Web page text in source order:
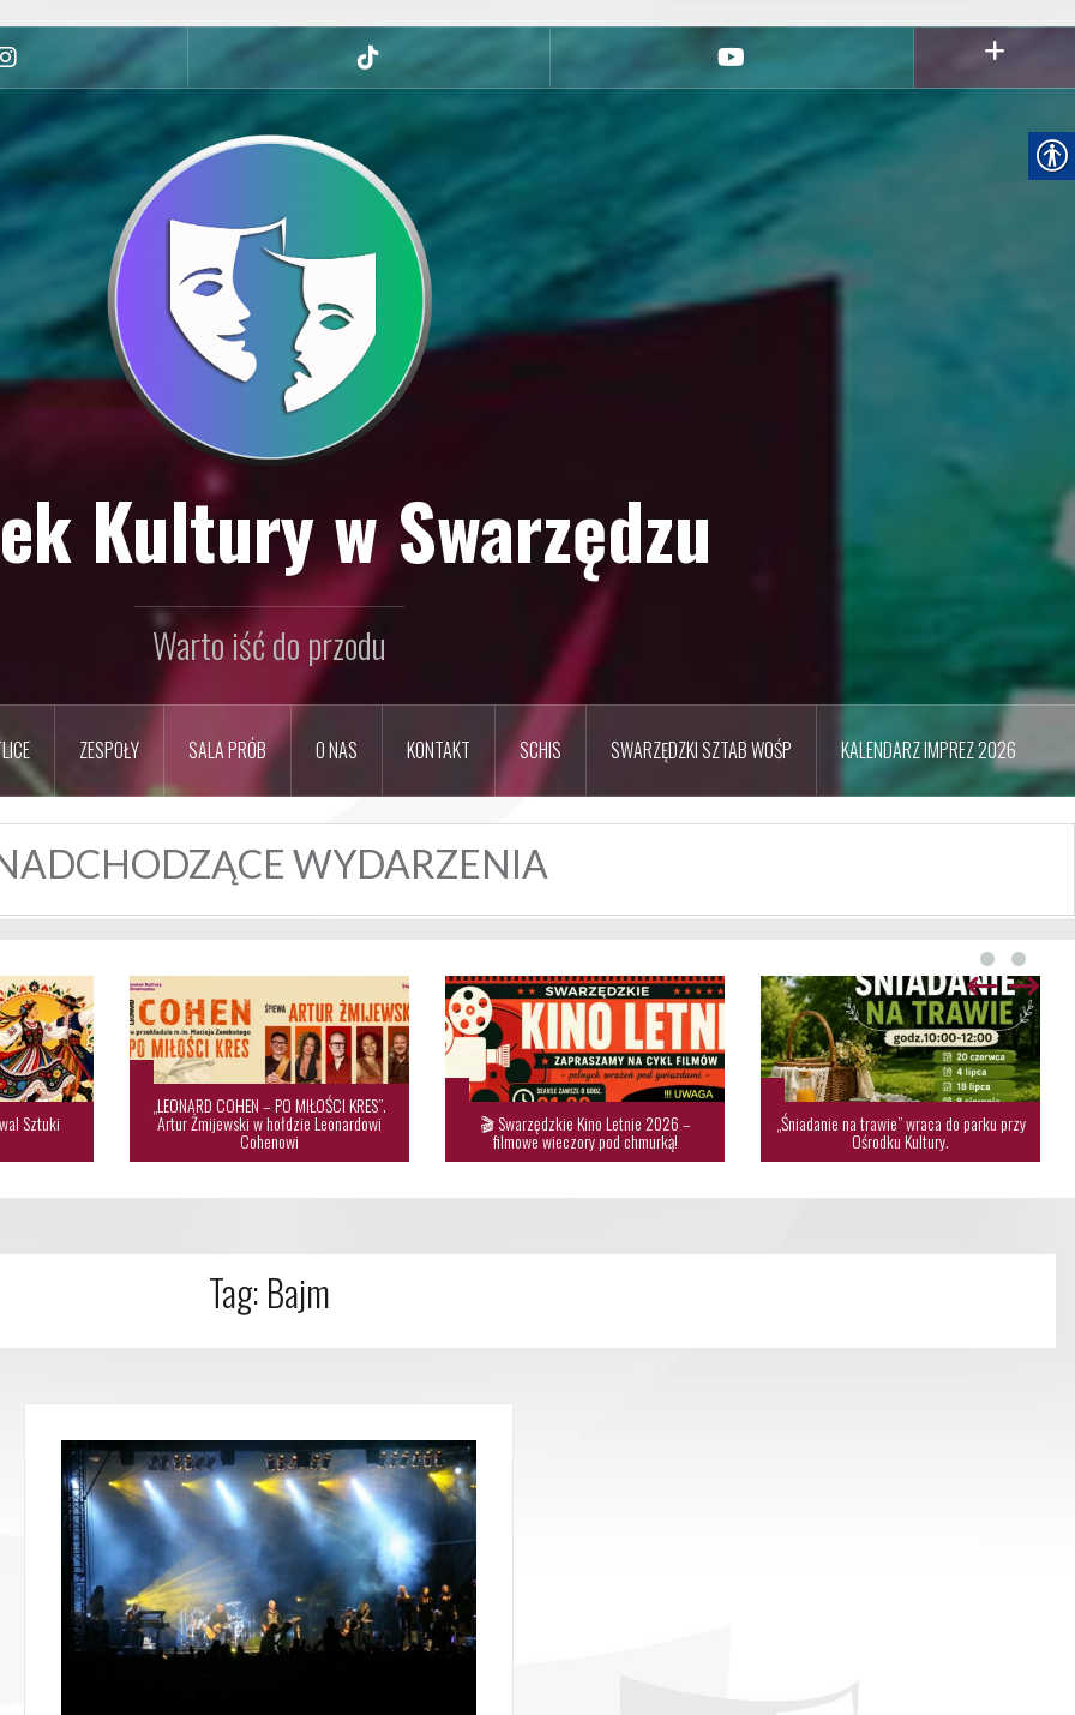
tiktok
Kultury w Swarzędzu
Warto iść do przodu
ZESPOŁY SALA PRÓB O NAS KONTAKT SCHIS SWARZĘDZKI SZTAB WOŚP KALENDARZ IMPREZ 2026
WYDARZENIA
Sztuki
„LEONARD COHEN – PO MIŁOŚCI KRES”.
Artur Żmijewski w hołdzie Leonardowi
Cohenowi
🎬 Swarzędzkie Kino Letnie 2026 –
filmowe wieczory pod chmurką!
„Śniadanie na trawie” wraca do parku przy
Ośrodku Kultury.
Tag: Bajm